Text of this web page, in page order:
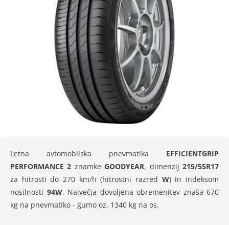
Letna avtomobilska pnevmatika EFFICIENTGRIP
PERFORMANCE 2 znamkeGOODYEAR, dimenzij215/55R17
za hitrosti do 270 km/h (hitrostni razred W) in indeksom
nosilnosti 94W. Največja dovoljena obremenitev znaša 670
kg na pnevmatiko - gumo oz. 1340 kg na os.